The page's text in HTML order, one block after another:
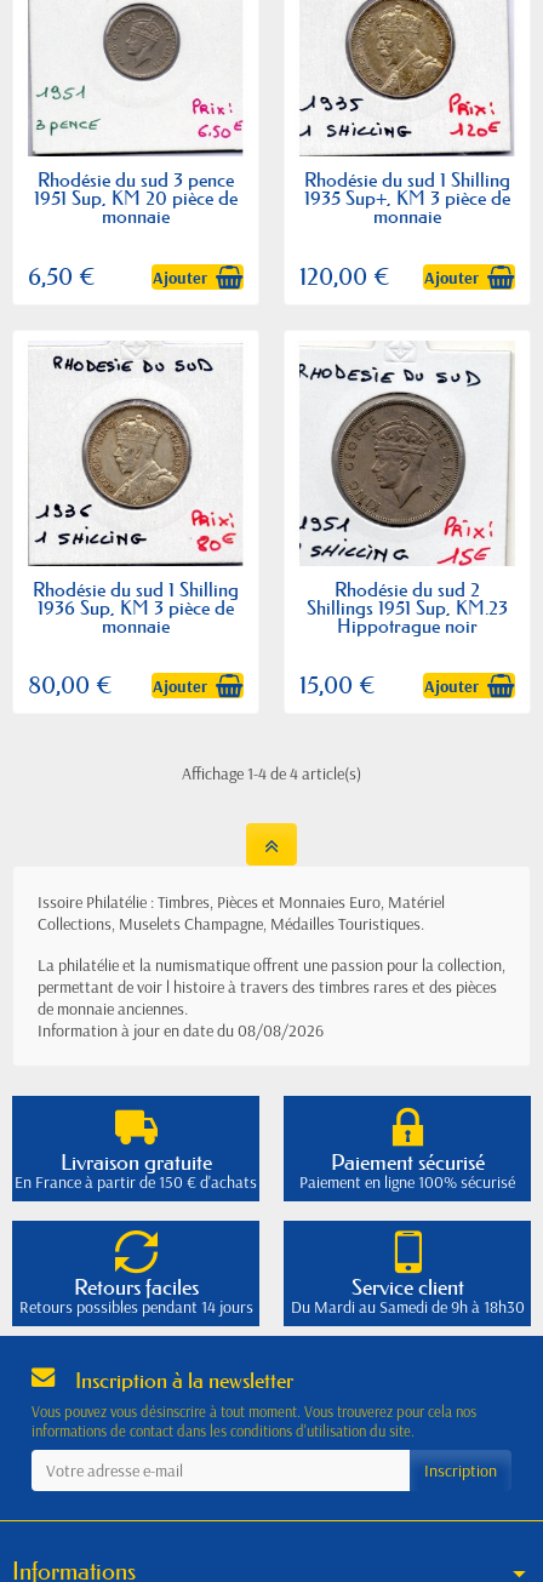
Rhodésie du sud 3 pence
1951 Sup, KM 20 pièce de
monnaie
6,50 € Ajouter
Rhodésie du sud 1 Shilling
1935 Sup+, KM 3 pièce de
monnaie
120,00 € Ajouter
Rhodésie du sud 1 Shilling
1936 Sup, KM 3 pièce de
monnaie
80,00 € Ajouter
Rhodésie du sud 2
Shillings 1951 Sup, KM.23
Hippotrague noir
15,00 € Ajouter
Affichage 1-4 de 4 article(s)
Issoire Philatélie : Timbres, Pièces et Monnaies Euro, Matériel
Collections, Muselets Champagne, Médailles Touristiques.
La philatélie et la numismatique offrent une passion pour la collection,
permettant de voir l histoire à travers des timbres rares et des pièces
de monnaie anciennes.
Information à jour en date du 08/08/2026
Livraison gratuite
En France à partir de 150 € d'achats
Paiement sécurisé
Paiement en ligne 100% sécurisé
Retours faciles
Retours possibles pendant 14 jours
Service client
Du Mardi au Samedi de 9h à 18h30
Inscription à la newsletter
Vous pouvez vous désinscrire à tout moment. Vous trouverez pour cela nos
informations de contact dans les conditions d'utilisation du site.
Informations